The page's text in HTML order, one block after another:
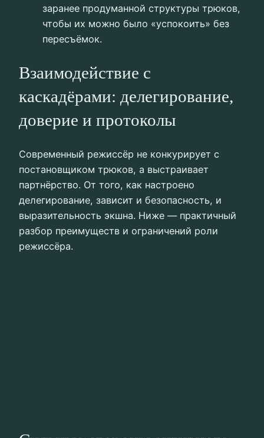
заранее продуманной структуры трюков,
чтобы их можно было «успокоить» без
пересъёмок.
Взаимодействие с
каскадёрами: делегирование,
доверие и протоколы
Современный режиссёр не конкурирует с
постановщиком трюков, а выстраивает
партнёрство. От того, как настроено
делегирование, зависит и безопасность, и
выразительность экшна. Ниже — практичный
разбор преимуществ и ограничений роли
режиссёра.